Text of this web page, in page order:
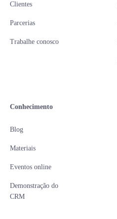
Clientes
Parcerias
Trabalhe conosco
Conhecimento
Blog
Materiais
Eventos online
Demonstração do
CRM